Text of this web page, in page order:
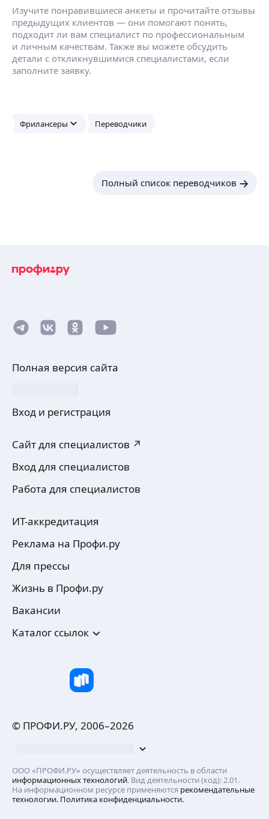
Изучите понравившиеся анкеты и прочитайте отзывы
предыдущих клиентов — они помогают понять,
подходит ли вам специалист по профессиональным
и личным качествам. Также вы можете обсудить
детали с откликнувшимися специалистами, если
заполните заявку.
Фрилансеры Переводчики
Полный список переводчиков
Полная версия сайта
Вход и регистрация
Сайт для специалистов ↗
Вход для специалистов
Работа для специалистов
ИТ-аккредитация
Реклама на Профи.ру
Для прессы
Жизнь в Профи.ру
Вакансии
Каталог ссылок
© ПРОФИ.РУ, 2006–2026
ООО «ПРОФИ.РУ» осуществляет деятельность в области
информационных технологий. Вид деятельности (код): 2.01.
На информационном ресурсе применяются рекомендательные
технологии. Политика конфиденциальности.